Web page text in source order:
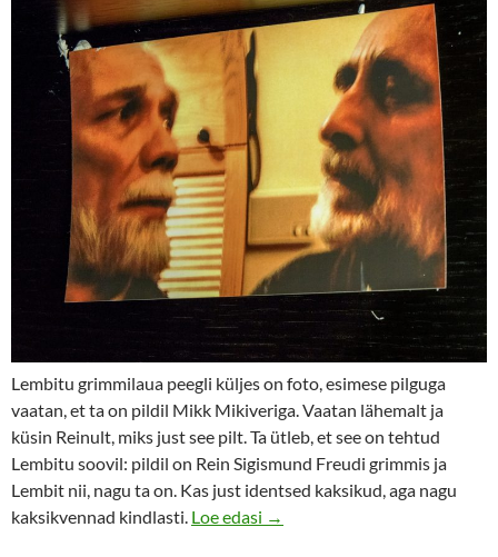
Lembitu grimmilaua peegli küljes on foto, esimese pilguga
vaatan, et ta on pildil Mikk Mikiveriga. Vaatan lähemalt ja
küsin Reinult, miks just see pilt. Ta ütleb, et see on tehtud
Lembitu soovil: pildil on Rein Sigismund Freudi grimmis ja
Lembit nii, nagu ta on. Kas just identsed kaksikud, aga nagu
kaksikvennad kindlasti. Loe edasi Rein Ojaga Lembit Ulfsakist:
→